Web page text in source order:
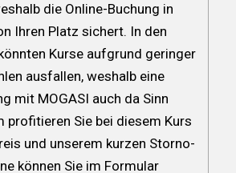
die Online-Buchung in
Ihren Platz sichert. In den
Kurse aufgrund geringer
ausfallen, weshalb eine
mit MOGASI auch da Sinn
profitieren Sie bei diesem Kurs
und unserem kurzen Storno-
können Sie im Formular